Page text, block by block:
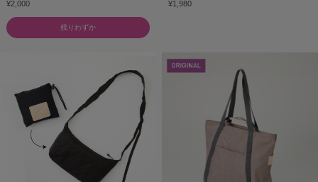
¥2,000
残りわずか
¥1,980